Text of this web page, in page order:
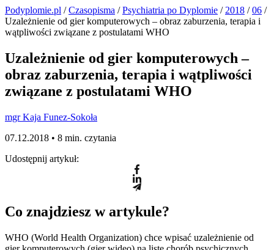
Podyplomie.pl /Czasopisma /Psychiatria po Dyplomie / 2018 /06 /
Uzależnienie od gier komputerowych – obraz zaburzenia, terapia i
wątpliwości związane z postulatami WHO
Uzależnienie od gier komputerowych –
obraz zaburzenia, terapia i wątpliwości
związane z postulatami WHO
mgr Kaja Funez-Sokoła
07.12.2018 • 8 min. czytania
Udostępnij artykuł:
Co znajdziesz w artykule?
WHO (World Health Organization) chce wpisać uzależnienie od